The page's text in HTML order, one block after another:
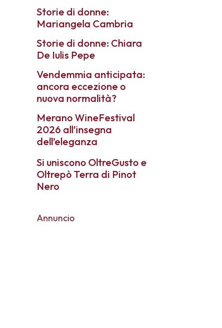
Storie di donne:
Mariangela Cambria
Storie di donne: Chiara
De Iulis Pepe
Vendemmia anticipata:
ancora eccezione o
nuova normalità?
Merano WineFestival
2026 all’insegna
dell’eleganza
Si uniscono OltreGusto e
Oltrepò Terra di Pinot
Nero
Annuncio